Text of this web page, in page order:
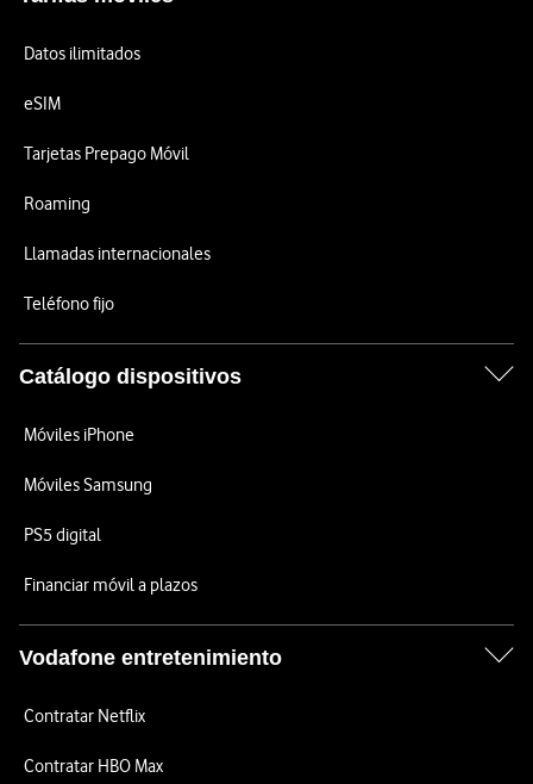
Datos ilimitados
eSIM
Tarjetas Prepago Móvil
Roaming
Llamadas internacionales
Teléfono fijo
Catálogo dispositivos
Móviles iPhone
Móviles Samsung
PS5 digital
Financiar móvil a plazos
Vodafone entretenimiento
Contratar Netflix
Contratar HBO Max